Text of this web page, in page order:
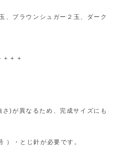
ブラウンシュガー２玉、ダーク
+ + +
)が異なるため、完成サイズにも
・とじ針が必要です。